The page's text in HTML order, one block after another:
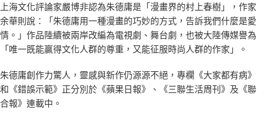
上海文化評論家嚴博非認為朱德庸是「漫畫界的村上春樹」，作家
余華則說：「朱德庸用一種漫畫的巧妙的方式，告訴我們什麼是愛
情。」作品陸續被兩岸改編為電視劇、舞台劇，也被大陸傳媒譽為
「唯一既能贏得文化人群的尊重，又能征服時尚人群的作家」。
朱德庸創作力驚人，靈感與新作仍源源不絕，專欄《大家都有病》
和《錯誤示範》正分別於《蘋果日報》、《三聯生活周刊》及《聯
合報》連載中。